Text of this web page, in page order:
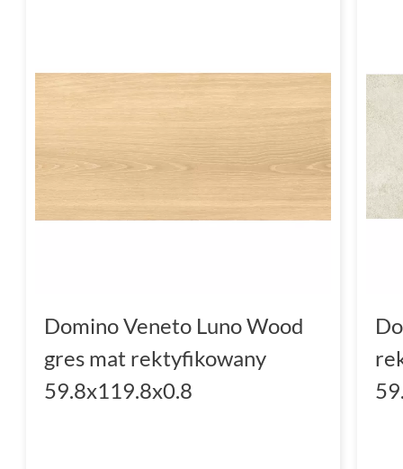
Domino Veneto Luno Wood
gres mat rektyfikowany
59.8x119.8x0.8